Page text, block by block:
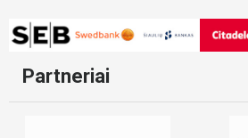
Partneriai